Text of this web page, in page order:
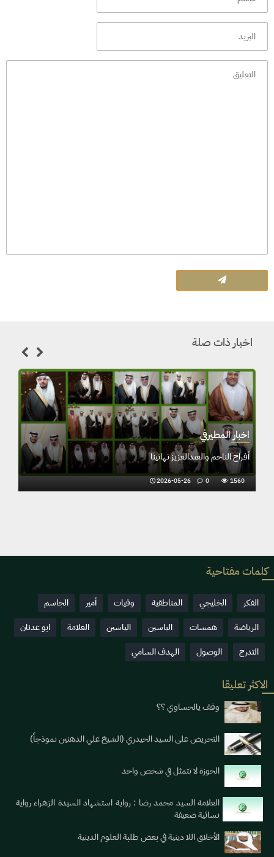
اخبار ذات صلة
اخبار المطيرفي
أفراح الجاسم والمهناء تهانينا
2026-05-13 0 1941
كلمات مفتاحية
الفكر الخليجي المناطقية وفيات أمير
الجاسم
الرياضة
همسات الياسين الياسين العلامة
ابو عدنان
التدرج
الوصول الهدف السامي
الاكثر تعليقا
وقف يالحساوي ؟؟
التحريض على السيد الحيدري (الشيخ علي الدهنين نموذجاً)
الحوزة لا تتمثل في شخص واحد
العلامة السيد محمد رضا : رواية استشهاد السيدة الزهراء رواية
نسائية ضعيفة
الأخلاق اللا دينية في بعض طلبة العلوم الدينية